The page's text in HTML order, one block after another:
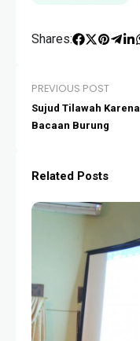
Shares:
PREVIOUS POST
Sujud Tilawah Karena
Bacaan Burung
Related Posts